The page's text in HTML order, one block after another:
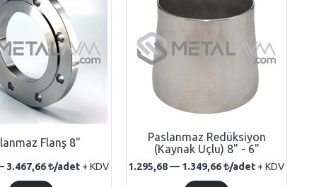
Flanş 8"
3.467,66 /adet+ KDV
Paslanmaz Redüksiyon
(Kaynak Uçlu) 8" - 6"
1.295,68 — 1.349,66 /adet+ KDV